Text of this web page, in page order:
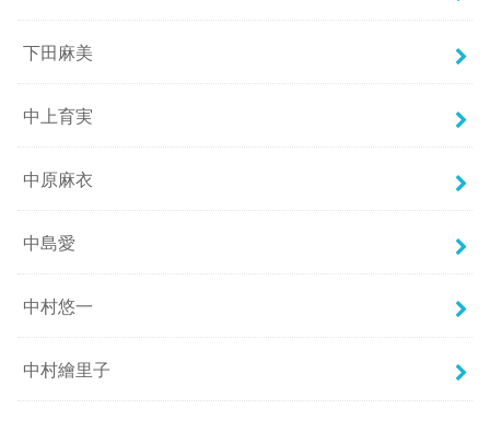
下田麻美
中上育実
中原麻衣
中島愛
中村悠一
中村繪里子